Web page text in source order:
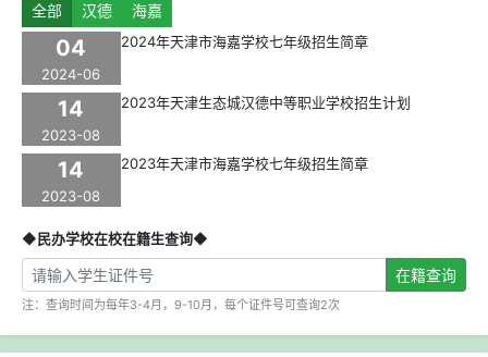
全部 汉德 海嘉
04
2024-06
2024年天津市海嘉学校七年级招生简章
14
2023-08
2023年天津生态城汉德中等职业学校招生计划
14
2023-08
2023年天津市海嘉学校七年级招生简章
◆民办学校在校在籍生查询◆
在籍查询
注：查询时间为每年3-4月，9-10月，每个证件号可查询2次